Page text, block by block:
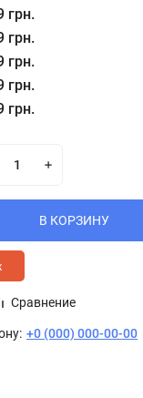
грн.
грн.
грн.
грн.
грн.
В КОРЗИНУ
Сравнение
+0 (000) 000-00-00